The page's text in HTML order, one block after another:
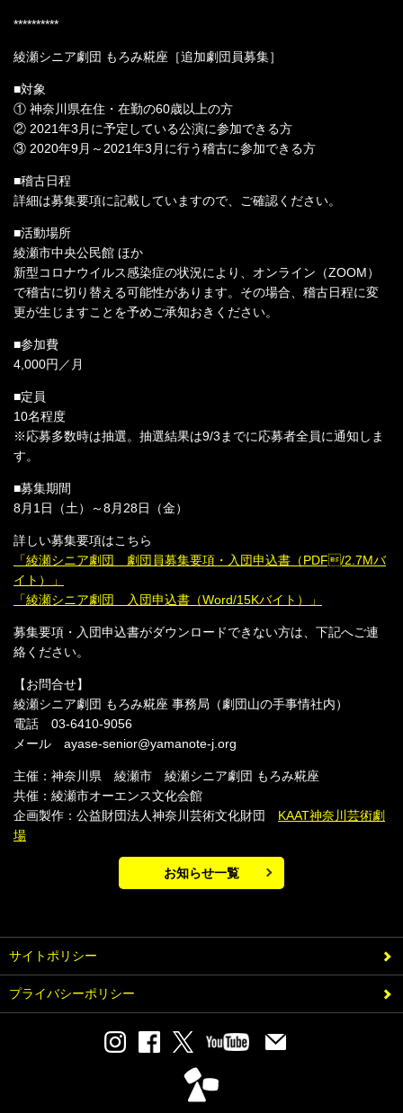
**********
綾瀬シニア劇団 もろみ糀座［追加劇団員募集］
■対象
① 神奈川県在住・在勤の60歳以上の方
② 2021年3月に予定している公演に参加できる方
③ 2020年9月～2021年3月に行う稽古に参加できる方
■稽古日程
詳細は募集要項に記載していますので、ご確認ください。
■活動場所
綾瀬市中央公民館 ほか
新型コロナウイルス感染症の状況により、オンライン（ZOOM）
で稽古に切り替える可能性があります。その場合、稽古⽇程に変
更が⽣じますことを予めご承知おきください。
■参加費
4,000円／月
■定員
10名程度
※応募多数時は抽選。抽選結果は9/3までに応募者全員に通知しま
す。
■募集期間
8月1日（土）～8月28日（金）
詳しい募集要項はこちら
「綾瀬シニア劇団 劇団員募集要項・入団申込書（PDF/2.7Mバ
イト）」
「綾瀬シニア劇団 入団申込書（Word/15Kバイト）」
募集要項・入団申込書がダウンロードできない方は、下記へご連
絡ください。
【お問合せ】
綾瀬シニア劇団 もろみ糀座 事務局（劇団山の手事情社内）
電話 03-6410-9056
メール ayase-senior@yamanote-j.org
主催：神奈川県 綾瀬市 綾瀬シニア劇団 もろみ糀座
共催：綾瀬市オーエンス文化会館
企画製作：公益財団法人神奈川芸術文化財団 KAAT神奈川芸術劇
場
お知らせ一覧
サイトポリシー
プライバシーポリシー